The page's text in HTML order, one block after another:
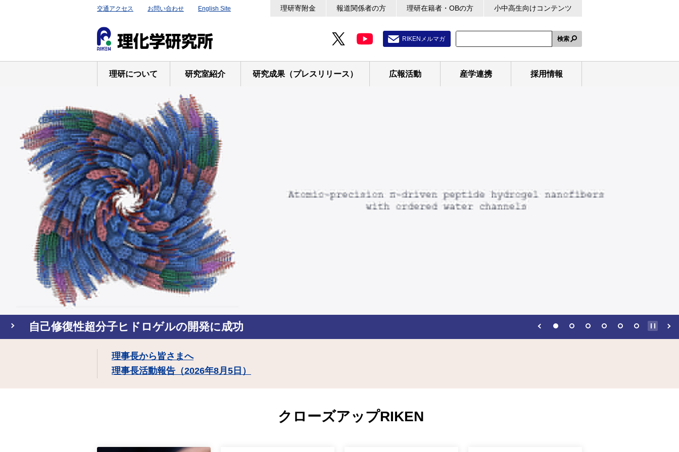
交通アクセス お問い合わせ English Site 理研寄附金 報道関係者の方 理研在籍者・OBの方 小中高生向けコンテンツ
RIKENメルマガ 検索
理研について 研究室紹介 研究成果（プレスリリース） 広報活動 産学連携 採用情報
自己修復性超分子ヒドロゲルの開発に成功
理事長から皆さまへ
理事長活動報告（2026年8月5日）
クローズアップRIKEN